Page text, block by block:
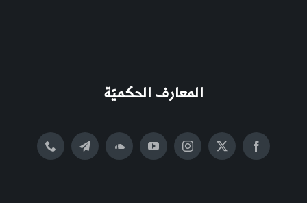
المعارف الحكميّة